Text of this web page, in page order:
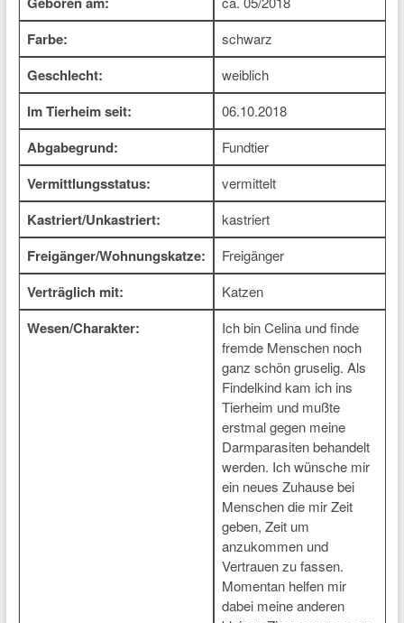
Farbe: schwarz
Geschlecht: weiblich
Im Tierheim seit: 06.10.2018
Abgabegrund: Fundtier
Vermittlungsstatus: vermittelt
Kastriert/Unkastriert: kastriert
Freigänger/Wohnungskatze: Freigänger
Verträglich mit: Katzen
Wesen/Charakter:
Ich bin Celina und finde
fremde Menschen noch
ganz schön gruselig. Als
Findelkind kam ich ins
Tierheim und mußte
erstmal gegen meine
Darmparasiten behandelt
werden. Ich wünsche mir
ein neues Zuhause bei
Menschen die mir Zeit
geben, Zeit um
anzukommen und
Vertrauen zu fassen.
Momentan helfen mir
dabei meine anderen